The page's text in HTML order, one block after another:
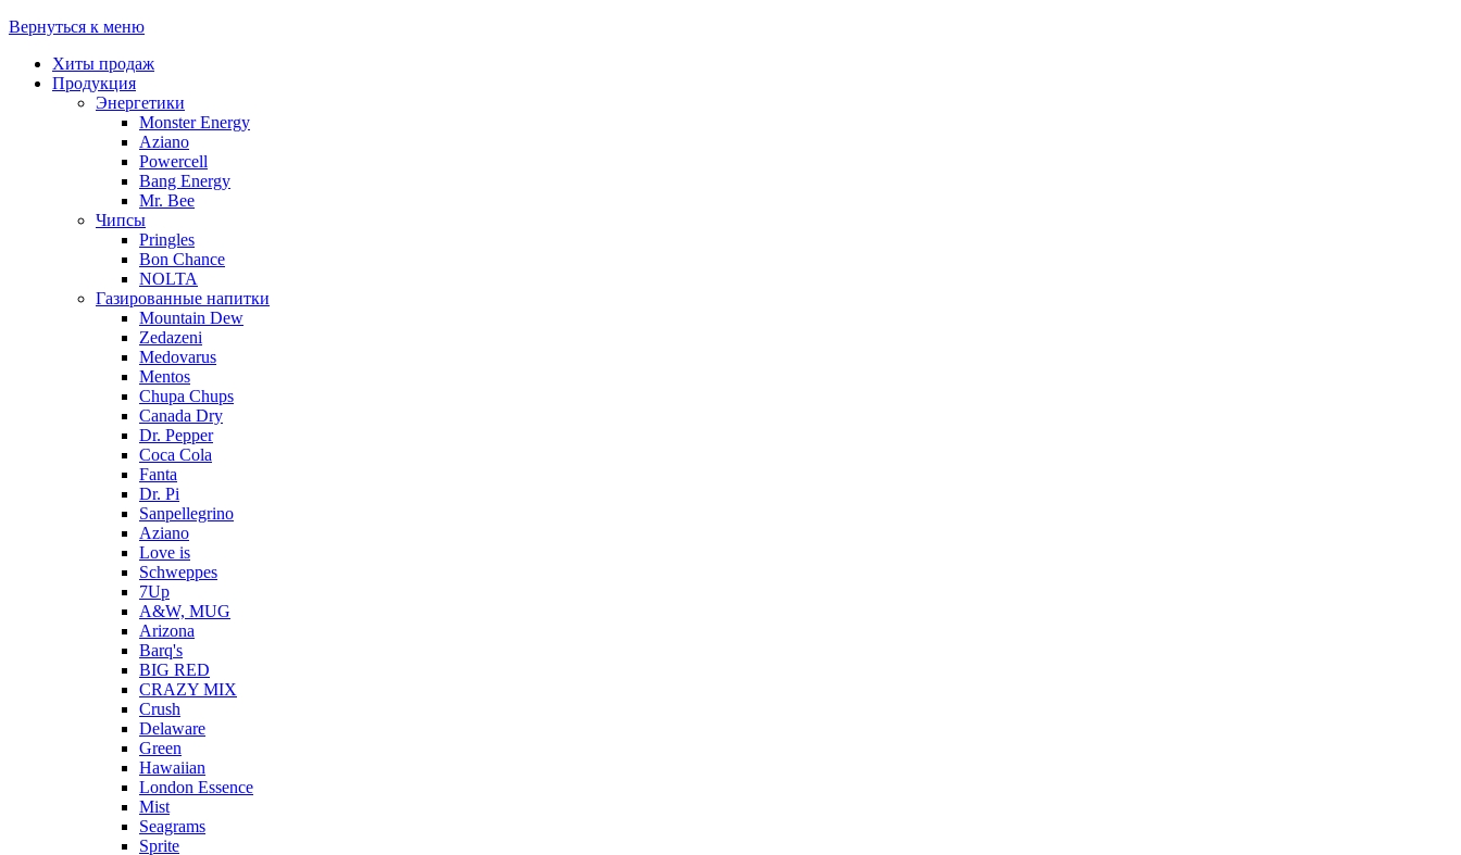
Вернуться к меню
Хиты продаж
Продукция
Энергетики
Monster Energy
Aziano
Powercell
Bang Energy
Mr. Bee
Чипсы
Pringles
Bon Chance
NOLTA
Газированные напитки
Mountain Dew
Zedazeni
Medovarus
Mentos
Chupa Chups
Canada Dry
Dr. Pepper
Coca Cola
Fanta
Dr. Pi
Sanpellegrino
Aziano
Love is
Schweppes
7Up
A&W, MUG
Arizona
Barq's
BIG RED
CRAZY MIX
Crush
Delaware
Green
Hawaiian
London Essence
Mist
Seagrams
Sprite